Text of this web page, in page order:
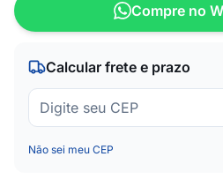
Compre no
Calcular frete e prazo
Não sei meu CEP